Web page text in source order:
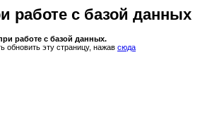
работе с базой данных
работе с базой данных.
обновить эту страницу, нажав сюда